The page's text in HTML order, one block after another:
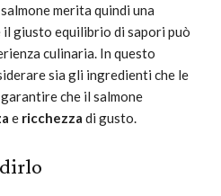
merita quindi una
giusto equilibrio di sapori può
culinaria. In questo
sia gli ingredienti che le
che il salmone
e ricchezza di gusto.